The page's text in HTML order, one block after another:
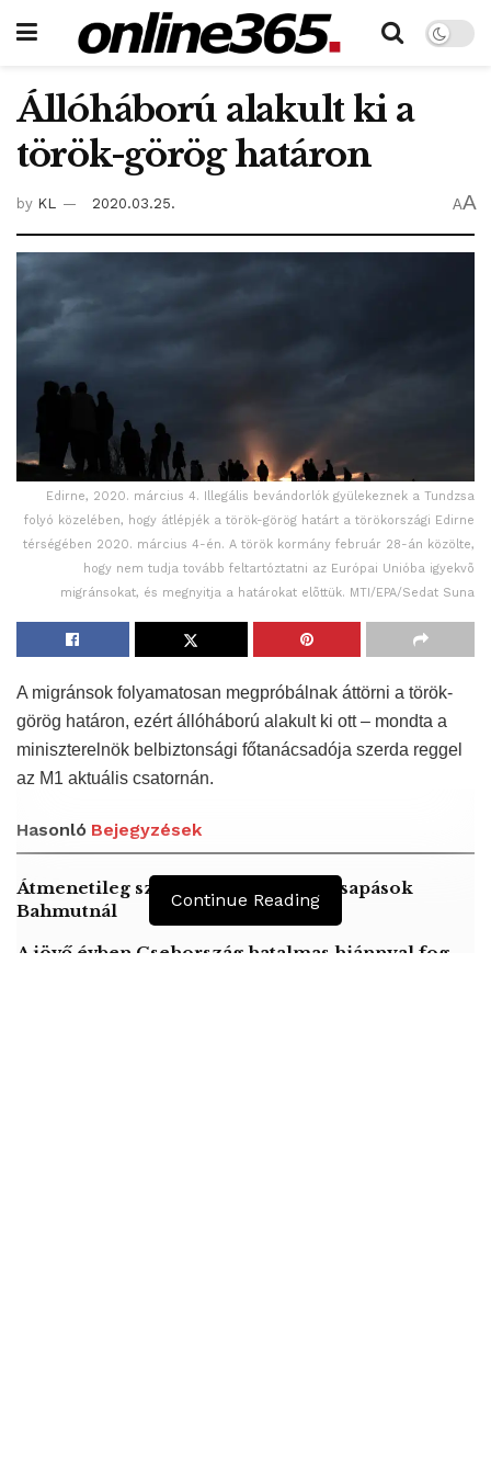
Állóháború alakult ki a
török-görög határon
by KL 2020.03.25. AA
Edirne, 2020. március 4. Illegális bevándorlók gyülekeznek a Tundzsa
folyó közelében, hogy átlépjék a török-görög határt a törökországi Edirne
térségében 2020. március 4-én. A török kormány február 28-án közölte,
hogy nem tudja tovább feltartóztatni az Európai Unióba igyekvõ
migránsokat, és megnyitja a határokat elõttük. MTI/EPA/Sedat Suna
A migránsok folyamatosan megpróbálnak áttörni a török-
görög határon, ezért állóháború alakult ki ott – mondta a
miniszterelnök belbiztonsági főtanácsadója szerda reggel
az M1 aktuális csatornán.
Hasonló Bejegyzések
Átmenetileg szünetelnek az összecsapások
Bahmutnál
A jövő évben Csehország hatalmas hiánnyal fog
Continue Reading